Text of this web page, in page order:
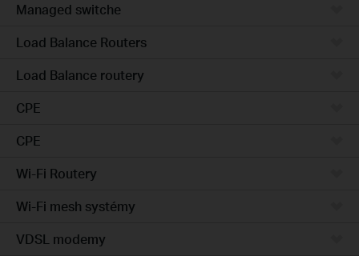
Managed switche
Load Balance Routers
Load Balance routery
CPE
CPE
Wi-Fi Routery
Wi-Fi mesh systémy
VDSL modemy